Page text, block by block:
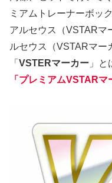
ミアムトレーナーボッ
アルセウス（VSTARマ
ルセウス（VSTARマー
「 VSTERマーカー 」と
「プレミアムVSTARマ